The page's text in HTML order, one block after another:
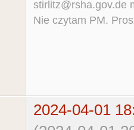
stirlitz@rsha.gov.de
Nie czytam PM.
2024-04-01